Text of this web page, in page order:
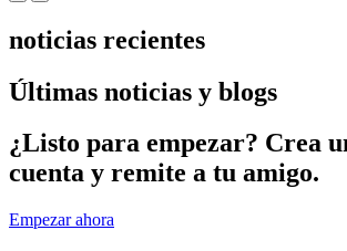
noticias recientes
Últimas noticias y blogs
¿Listo para empezar? Crea
cuenta y remite a tu amigo.
Empezar ahora